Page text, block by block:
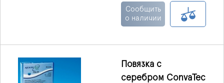
серебра. Выпускаются в
форме мягких,
стерильных нетканых
основой служит
(Hydrofiber) с
включениями
Сообщить
о наличии
Повязка с
серебром ConvaTec